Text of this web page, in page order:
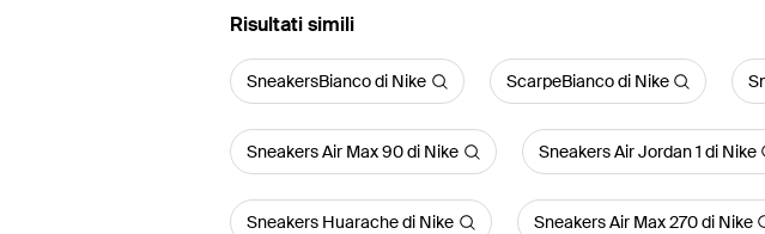
Risultati simili
SneakersBianco di Nike ScarpeBianco di Nike
Sneakers Air Max 90 di Nike Sneakers Air Jordan 1 di Nike
Sneakers Huarache di Nike Sneakers Air Max 270 di Nike